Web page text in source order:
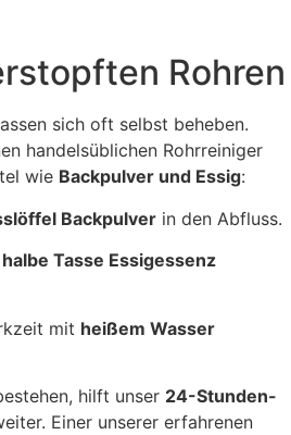
Rohren
sich oft selbst beheben.
handelsüblichen Rohrreiniger
wie Backpulver und Essig:
Backpulver in den Abfluss.
halbe Tasse Essigessenz
mit heißem Wasser
hilft unser 24-Stunden-
Einer unserer erfahrenen